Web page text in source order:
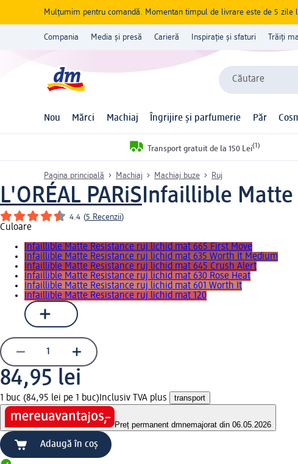
Mulțumim pentru comandă. Momentan timpul de livrare este de 5 zile
Compania Media și presă Carieră Inspirație și sfaturi Trăiți
Căutare
Nou Mărci Machiaj Îngrijire și parfumerie Păr
Transport gratuit de la 150 Lei(1)
Pagina principală Machiaj Machiaj buze Ruj
L'ORÉAL PARiSInfaillible Matte
4.4 (5 Recenzii)
Culoare
Infaillible Matte Resistance ruj lichid mat 665 First Move
Infaillible Matte Resistance ruj lichid mat 635 Worth It Medium
Infaillible Matte Resistance ruj lichid mat 645 Crush Alert
Infaillible Matte Resistance ruj lichid mat 630 Rose Heat
Infaillible Matte Resistance ruj lichid mat 601 Worth It
Infaillible Matte Resistance ruj lichid mat 120
84,95 lei
1 buc (84,95 lei pe 1 buc) Inclusiv TVA plus transport
Preț permanent dmnemajorat din 06.05.2026
Adaugă în coș